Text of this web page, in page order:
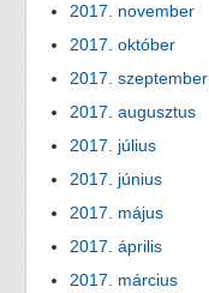
2017. november
2017. október
2017. szeptember
2017. augusztus
2017. július
2017. június
2017. május
2017. április
2017. március